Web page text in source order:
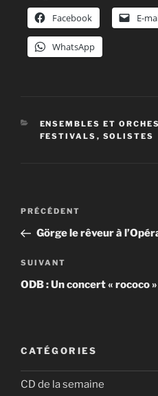
Facebook E-
WhatsApp
CATÉGORIES
ENSEMBLES ET
FESTIVALS , SOLISTES
Navigation
l’article
Article
précédent
PRÉCÉDENT
Görge le rêveur à
Article
suivant
SUIVANT
ODB : Un concert « rococo
CATÉGORIES
CD de la semaine